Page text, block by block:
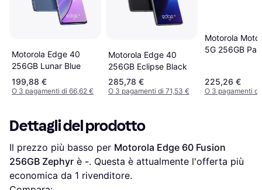
Motorola Edge 40
256GB Lunar Blue
199,88 €
O 3 pagamenti di 66,62 €
Motorola Edge 40
256GB Eclipse Black
285,78 €
O 3 pagamenti di 71,53 €
Motorola Moto
5G 256GB
225,26 €
O 3 pagamenti
Dettagli del prodotto
Il prezzo più basso per Motorola Edge 60 Fusion
256GB Zephyr è -. Questa è attualmente l'offerta più
economica da 1 rivenditore.